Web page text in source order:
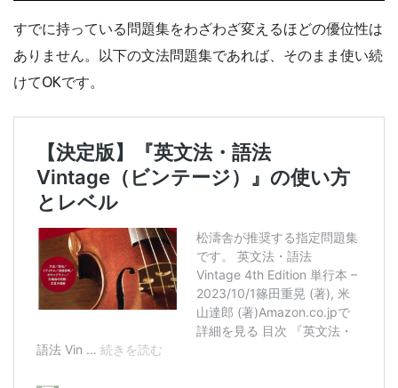
すでに持っている問題集をわざわざ変えるほどの優位性は
ありません。以下の文法問題集であれば、そのまま使い続
けてOKです。